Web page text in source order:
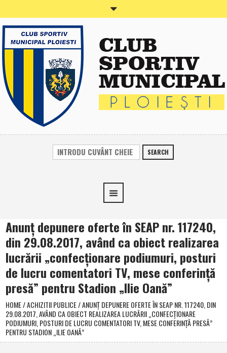
SEARCH
Anunţ depunere oferte în SEAP nr. 117240,
din 29.08.2017, având ca obiect realizarea
lucrării „confecţionare podiumuri, posturi
de lucru comentatori TV, mese conferinţă
presă” pentru Stadion „Ilie Oană”
HOME/ACHIZITII PUBLICE/ANUNŢ DEPUNERE OFERTE ÎN SEAP NR. 117240, DIN
29.08.2017, AVÂND CA OBIECT REALIZAREA LUCRĂRII „CONFECŢIONARE
PODIUMURI, POSTURI DE LUCRU COMENTATORI TV, MESE CONFERINŢĂ PRESĂ”
PENTRU STADION „ILIE OANĂ”